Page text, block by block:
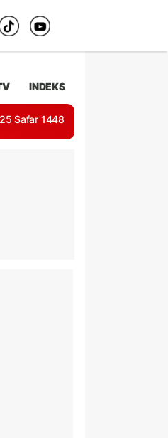
INDEKS
25 Safar 1448